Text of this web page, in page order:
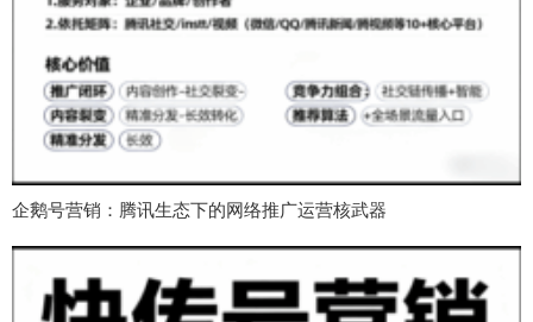
企鹅号营销：腾讯生态下的网络推广运营核武器